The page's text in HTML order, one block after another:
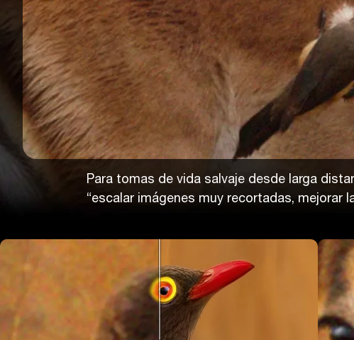
Para tomas de vida salvaje desde larga
“escalar imágenes muy recortadas, mejorar